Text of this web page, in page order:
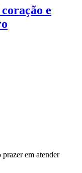
e
em atender